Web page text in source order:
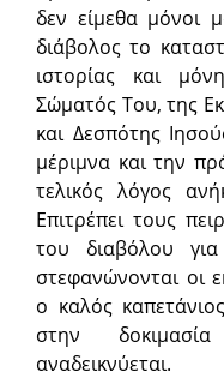
δεν είμεθα μόνοι
διάβολος το
ιστορίας και
Σώματός Του, της
και Δεσπότης
μέριμνα και την
τελικός λόγος
Επιτρέπει τους
του διαβόλου
στεφανώνονται οι
ο καλός
στην
αναδεικνύεται.